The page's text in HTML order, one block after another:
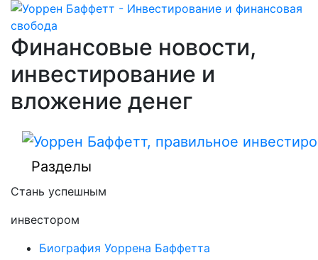
Финансовые новости,
инвестирование и
вложение денег
Разделы
Стань успешным
инвестором
Биография Уоррена Баффетта